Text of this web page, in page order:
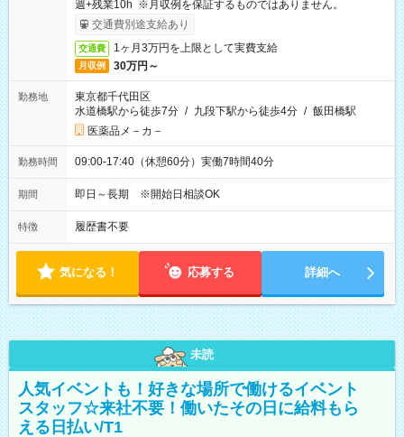
週+残業10h ※月収例を保証するものではありません。
交通費別途支給あり
交通費 1ヶ月3万円を上限として実費支給
月収例 30万円～
勤務地
東京都千代田区
水道橋駅から徒歩7分 / 九段下駅から徒歩4分 / 飯田橋駅
医薬品メ－カ－
勤務時間 09:00-17:40（休憩60分）実働7時間40分
期間 即日～長期 ※開始日相談OK
特徴 履歴書不要
気になる！ 応募する 詳細へ
未読
人気イベントも！好きな場所で働けるイベント
スタッフ☆来社不要！働いたその日に給料もら
える日払い/T1